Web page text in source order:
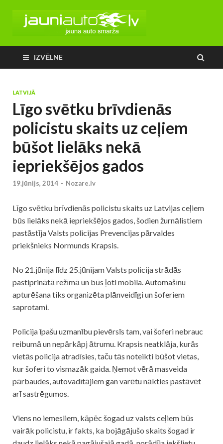
IZVĒLNE
LATVIJĀ
Līgo svētku brīvdienās
policistu skaits uz ceļiem
būšot lielāks nekā
iepriekšējos gados
19.jūnijs, 2014 - Nozare.lv
Līgo svētku brīvdienās policistu skaits uz Latvijas ceļiem
būs lielāks nekā iepriekšējos gados, šodien žurnālistiem
pastāstīja Valsts policijas Prevencijas pārvaldes
priekšnieks Normunds Krapsis.
No 21.jūnija līdz 25.jūnijam Valsts policija strādās
pastiprinātā režīmā un būs ļoti mobila. Automašīnu
apturēšana tiks organizēta plānveidīgi un šoferiem
saprotami.
Policija īpašu uzmanību pievērsīs tam, vai šoferi nebrauc
reibumā un nepārkāpj ātrumu. Krapsis neatklāja, kurās
vietās policija atradīsies, taču tās noteikti būšot vietas,
kur šoferi to vismazāk gaida. Ņemot vērā masveida
pārbaudes, autovadītājiem gan varētu nākties pastāvēt
arī sastrēgumos.
Viens no iemesliem, kāpēc šogad uz valsts ceļiem būs
vairāk policistu, ir fakts, ka bojāgājušo skaits šogad ir